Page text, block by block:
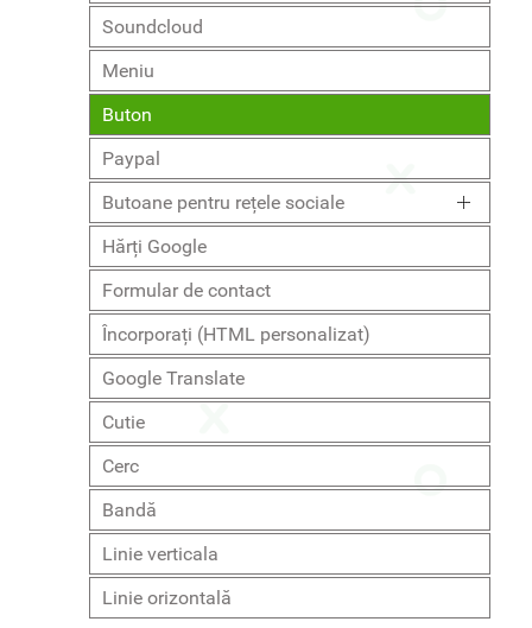
Soundcloud
Meniu
Buton
Paypal
Butoane pentru rețele sociale
Hărți Google
Formular de contact
Încorporați (HTML personalizat)
Google Translate
Cutie
Cerc
Bandă
Linie verticala
Linie orizontală